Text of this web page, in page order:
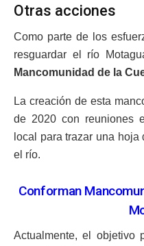
Otras acciones
Como parte de los
resguardar el río
Mancomunidad de la
La creación de esta
de 2020 con reuniones
local para trazar una
el río.
Conforman
Actualmente, el objetivo